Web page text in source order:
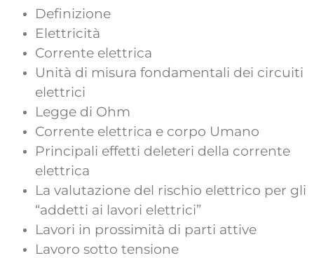
Definizione
Elettricità
Corrente elettrica
Unità di misura fondamentali dei circuiti
elettrici
Legge di Ohm
Corrente elettrica e corpo Umano
Principali effetti deleteri della corrente
elettrica
La valutazione del rischio elettrico per gli
“addetti ai lavori elettrici”
Lavori in prossimità di parti attive
Lavoro sotto tensione